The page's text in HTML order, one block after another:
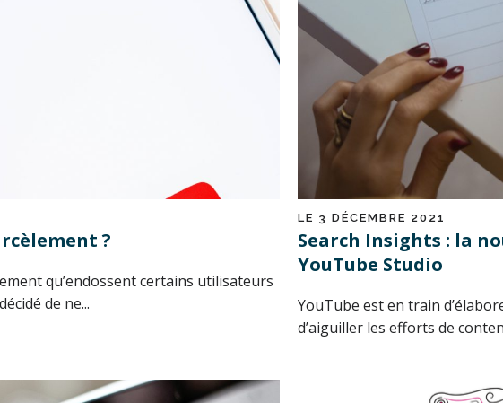
?
qu’endossent certains utilisateurs
de ne...
LE 3 DÉCEMBRE 2021
Search Insights : la
YouTube Studio
YouTube est en train
d’aiguiller les efforts de